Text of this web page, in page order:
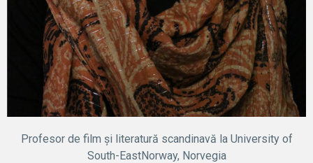
Profesor de film și literatură scandinavă la University of
South-EastNorway, Norvegia